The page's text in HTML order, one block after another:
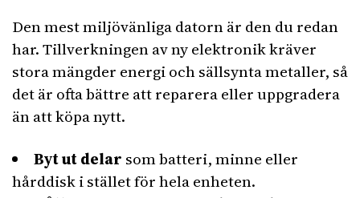
Den mest miljövänliga datorn är den du redan
har. Tillverkningen av ny elektronik kräver
stora mängder energi och sällsynta metaller, så
det är ofta bättre att reparera eller uppgradera
än att köpa nytt.
Byt ut delar som batteri, minne eller
hårddisk i stället för hela enheten.